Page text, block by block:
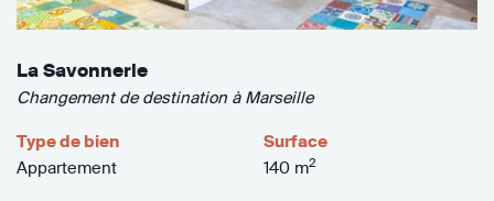
La Savonnerie
Changement de destination à Marseille
Type de bien
Appartement
Surface
140 m2